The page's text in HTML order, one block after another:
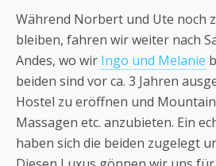
Während Norbert und Ute noch
bleiben, fahren wir weiter nach
Andes, wo wir Ingo und Melanie
beiden sind vor ca. 3 Jahren
Hostel zu eröffnen und
Massagen etc. anzubieten. Ein
haben sich die beiden zugelegt